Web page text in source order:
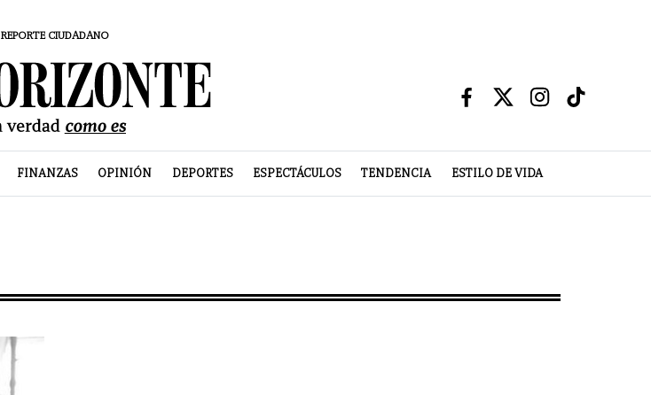
REPORTE CIUDADANO
FINANZAS OPINIÓN DEPORTES ESPECTÁCULOS TENDENCIA ESTILO DE VIDA